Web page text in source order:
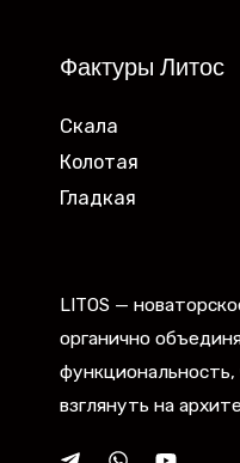
Фактуры Литос
Скала
Колотая
Гладкая
LITOS —
органично
взглянуть на